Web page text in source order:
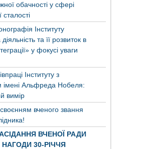
обачності у сфері
Інституту
та її розвиток в
у фокусі уваги
Інституту з
імені Альфреда Нобеля:
вимір
вченого звання
ВЧЕНОЇ РАДИ
НАГОДИ 30-РІЧЧЯ